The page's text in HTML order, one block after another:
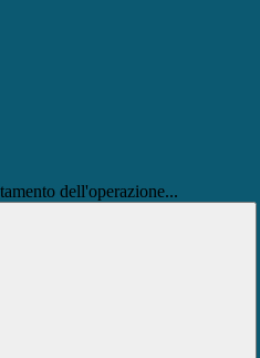
dell'operazione...